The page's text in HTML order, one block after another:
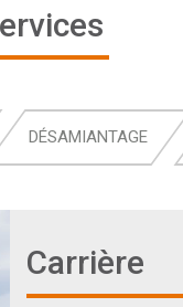
DÉSAMIANTAGE
Carrière